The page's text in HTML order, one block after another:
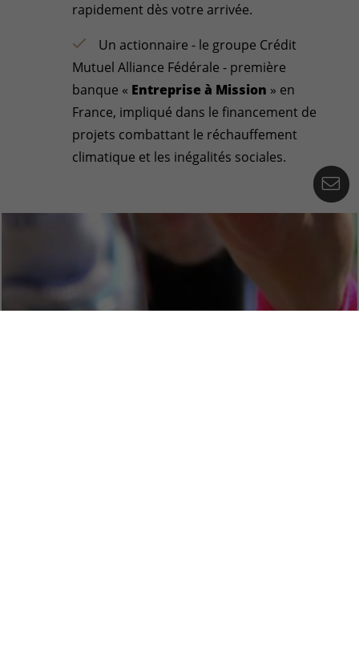
rapidement dès votre arrivée.
Un actionnaire - le groupe Crédit
Mutuel Alliance Fédérale - première
banque « Entreprise à Mission » en
France, impliqué dans le financement de
projets combattant le réchauffement
climatique et les inégalités sociales.